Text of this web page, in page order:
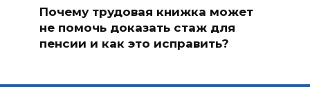
Почему трудовая книжка может
не помочь доказать стаж для
пенсии и как это исправить?